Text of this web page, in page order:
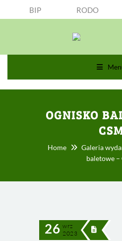
BIP RODO
OGNISKO
Home Galeria
baletowe –
26 wrz
2023